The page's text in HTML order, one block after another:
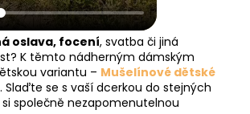
oslava, focení, svatba či jiná
K těmto nádherným dámským
variantu – Mušelínové dětské
. Slaďte se s vaší dcerkou do stejných
společně nezapomenutelnou